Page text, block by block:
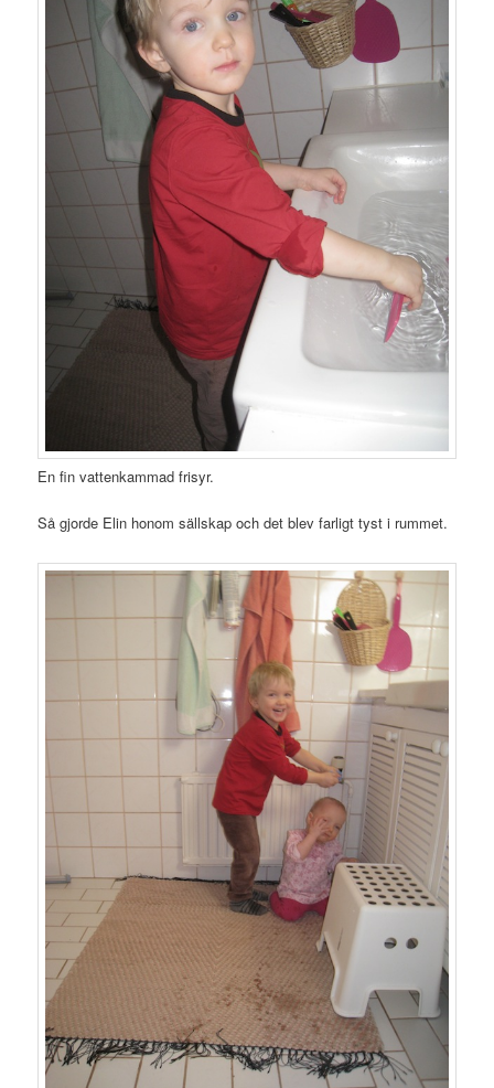
En fin vattenkammad frisyr.
Så gjorde Elin honom sällskap och det blev farligt tyst i rummet.